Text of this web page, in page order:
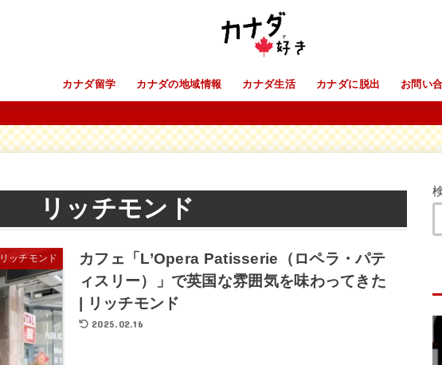
カナダ留学 カナダの地域情報 カナダ生活 カナダに脱出 お問い
リッチモンド
リッチモンド
カフェ「L’Opera Patisserie（ロペラ・パテ
ィスリー）」で英国な雰囲気を味わってきた
| リッチモンド
2025.02.16